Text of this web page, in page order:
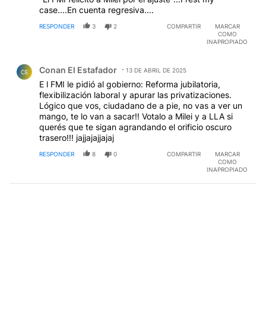
case....En cuenta regresiva....
RESPONDER 3 2 COMPARTIR
MARCAR
COMO
INAPROPIADO
CE Conan El Estafador 13 DE ABRIL DE 2025
E l FMI le pidió al gobierno: Reforma jubilatoria,
flexibilización laboral y apurar las privatizaciones.
Lógico que vos, ciudadano de a pie, no vas a ver un
mango, te lo van a sacar!! Votalo a Milei y a LLA si
querés que te sigan agrandando el orificio oscuro
trasero!!! jajjajajjajaj
RESPONDER 8 0 COMPARTIR
MARCAR
COMO
INAPROPIADO